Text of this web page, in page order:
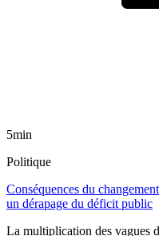
5min
Politique
Conséquences du
un dérapage du déficit public
La multiplication des vagues